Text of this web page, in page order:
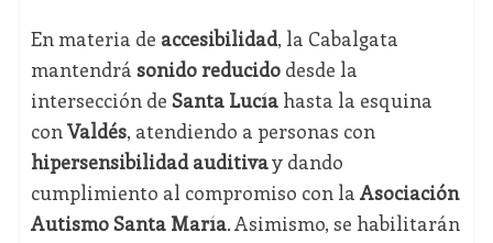
En materia de accesibilidad, la Cabalgata
mantendrá sonido reducidodesde la
intersección de Santa Lucíahasta la esquina
conValdés, atendiendo a personas con
hipersensibilidad auditivay dando
cumplimiento al compromiso con la Asociación
Autismo Santa María. Asimismo, se habilitarán